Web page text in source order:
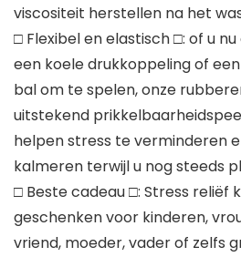
viscositeit herstellen na het
□ Flexibel en elastisch □: of u
een koele drukkoppeling of
bal om te spelen, onze
uitstekend
helpen stress te verminderen
kalmeren terwijl u nog steeds
□ Beste cadeau □: Stress reliëf
geschenken voor kinderen,
vriend, moeder, vader of zelfs